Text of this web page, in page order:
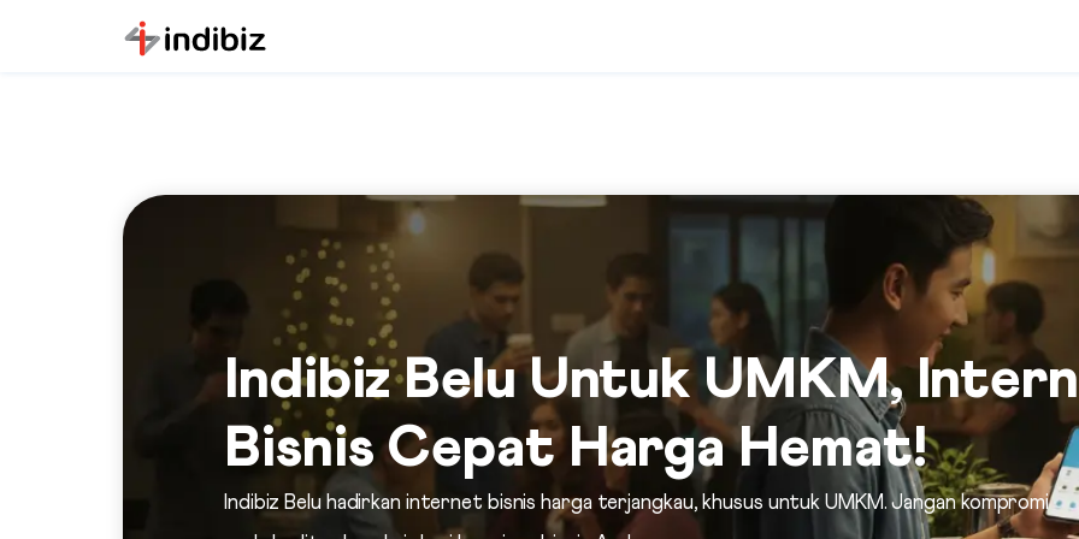
Indibiz Belu Untuk UMKM,
Bisnis Cepat Harga Hemat!
Indibiz Belu hadirkan internet bisnis harga terjangkau, khusus untuk UMKM. Jangan kompromi